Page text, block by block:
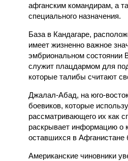
афганским командирам, а
специального назначения.
База в Кандагаре,
имеет жизненно важное
эмбриональном состоянии
служит плацдармом для
которые талибы считают
Джалал-Абад, на юго-
боевиков, которые
рассматривающего их как
раскрывает информацию о
оставшихся в Афганистане
Американские чиновники